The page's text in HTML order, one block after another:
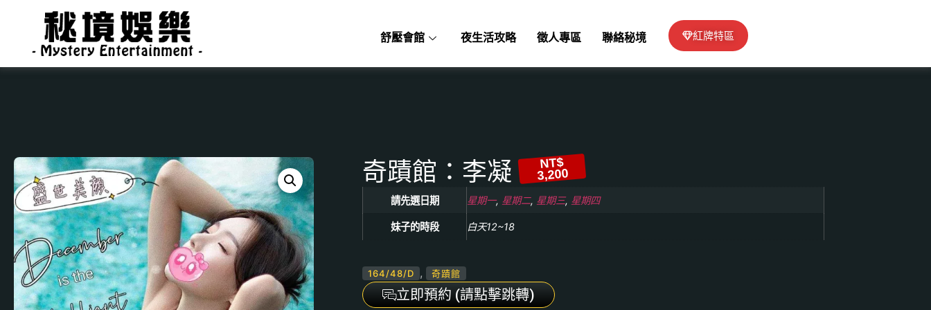
舒壓會館 夜生活攻略 徵人專區 聯絡秘境 紅牌特區
奇蹟館：李凝 NT$
3,200
請先選日期 星期一, 星期二, 星期三, 星期四
妹子的時段 白天12~18
164/48/D , 奇蹟館
立即預約 (請點擊跳轉)